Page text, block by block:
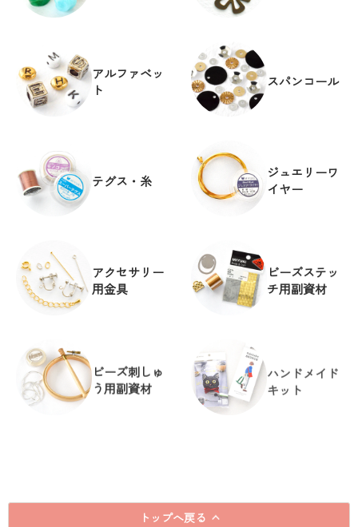
アルファベッ
ト
スパンコール
テグス・糸
ジュエリーワ
イヤー
アクセサリー
用金具
ビーズステッ
チ用副資材
ビーズ刺しゅ
う用副資材
ハンドメイド
キット
トップへ戻る